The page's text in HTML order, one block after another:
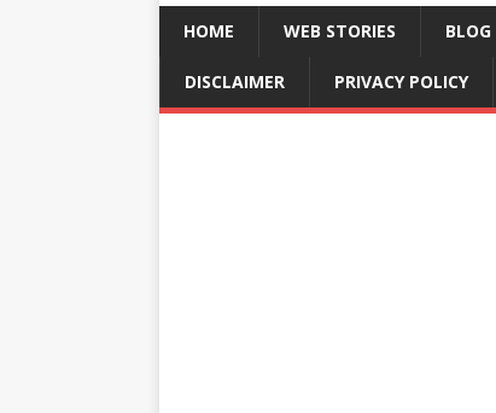
HOME WEB STORIES BLOG
DISCLAIMER PRIVACY POLICY